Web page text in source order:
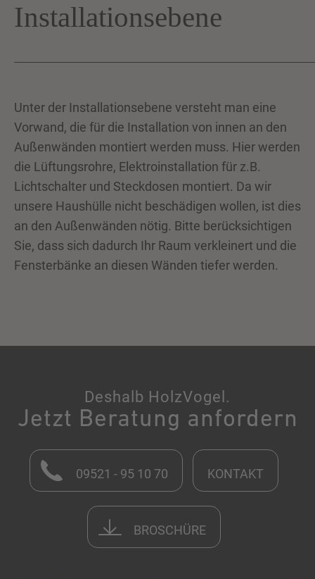
Installationsebene
Unter der Installationsebene versteht man eine
Vorwand, die für die Installation von innen an den
Außenwänden montiert werden muss. Hier werden
die Lüftungsrohre, Elektroinstallation für z.B.
Lichtschalter und Steckdosen montiert. Da wir
unsere Haushülle nicht beschädigen wollen, ist dies
an den Außenwänden nötig. Bitte berücksichtigen
Sie, dass sich dadurch Ihr Raum verkleinert und die
Fensterbänke an diesen Wänden tiefer werden.
Deshalb HolzVogel.
Jetzt Beratung anfordern
09521 - 95 10 70 KONTAKT
BROSCHÜRE